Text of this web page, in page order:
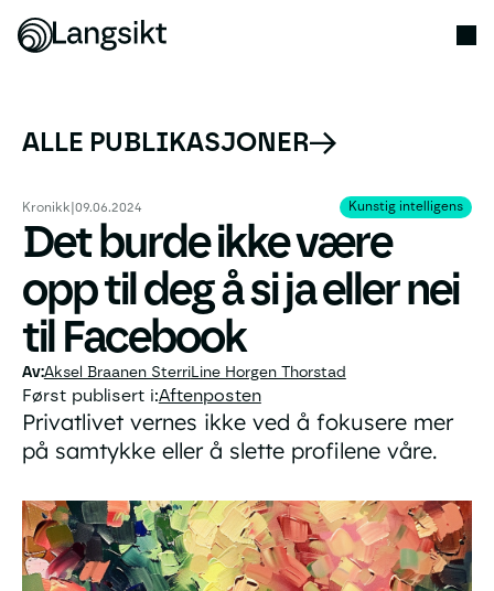
ALLE PUBLIKASJONER
Kronikk|09.06.2024 Kunstig intelligens
Kunstig intelligens
Det burde ikke være
opp til deg å si ja eller nei
til Facebook
Aksel Braanen SterriLine Horgen Thorstad
Først publisert i:Aftenposten
Privatlivet vernes ikke ved å fokusere mer
på samtykke eller å slette profilene våre.